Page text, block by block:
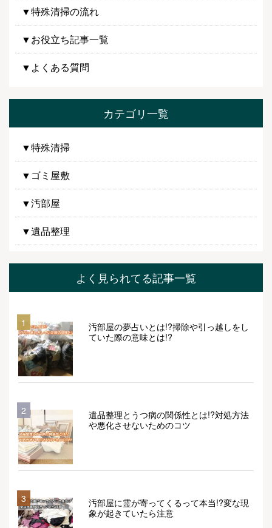
▼特殊清掃の流れ
▼お役立ち記事一覧
▼よくある質問
カテゴリ一覧
▼特殊清掃
▼ゴミ屋敷
▼汚部屋
▼遺品整理
よく見られてる記事一覧
1
汚部屋の夢占いとは!?掃除や引っ越しをし
ていた際の意味とは!?
2
遺品整理とうつ病の関係性とは!?対処方法
や悪化させないためのコツ
3
汚部屋に霊が寄ってくるって本当!?変な現
象が起きていたら注意